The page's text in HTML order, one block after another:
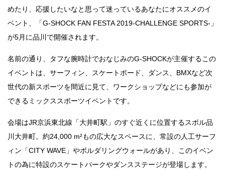
めたり、応援したいなと思って迷っているあなたにオススメのイ
ベント、「G-SHOCK FAN FESTA 2019-CHALLENGE SPORTS-」
が5月に品川で開催されます。
名前の通り、タフな腕時計でおなじみのG-SHOCKが主催するこの
イベントは、サーフィン、スケートボード、ダンス、BMXなど次
世代の新スポーツを間近に見て、ワークショップなどにも参加が
できるミックススポーツイベントです。
会場はJR京浜東北線「大井町駅」のすぐ近くに位置するスポル品
川大井町。約24,000 m²もの広大なスペースに、常設の人工サーフ
ィン「CITY WAVE」やボルダリングウォールがあり、このイベン
トの為に特設のスケートパークやダンスステージが登場します。